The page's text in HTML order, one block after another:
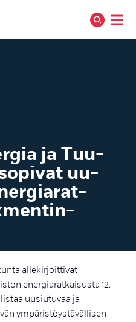
ja Tuu­
uu­
allekirjoittivat
energiaratkaisusta 12.
uusiutuvaa ja
ympäristöystävällisen